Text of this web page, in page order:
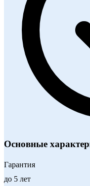
Основные
Гарантия
до 5 лет